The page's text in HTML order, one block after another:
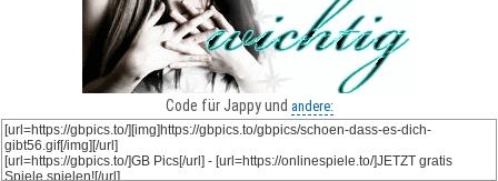
Code für Jappy und andere: